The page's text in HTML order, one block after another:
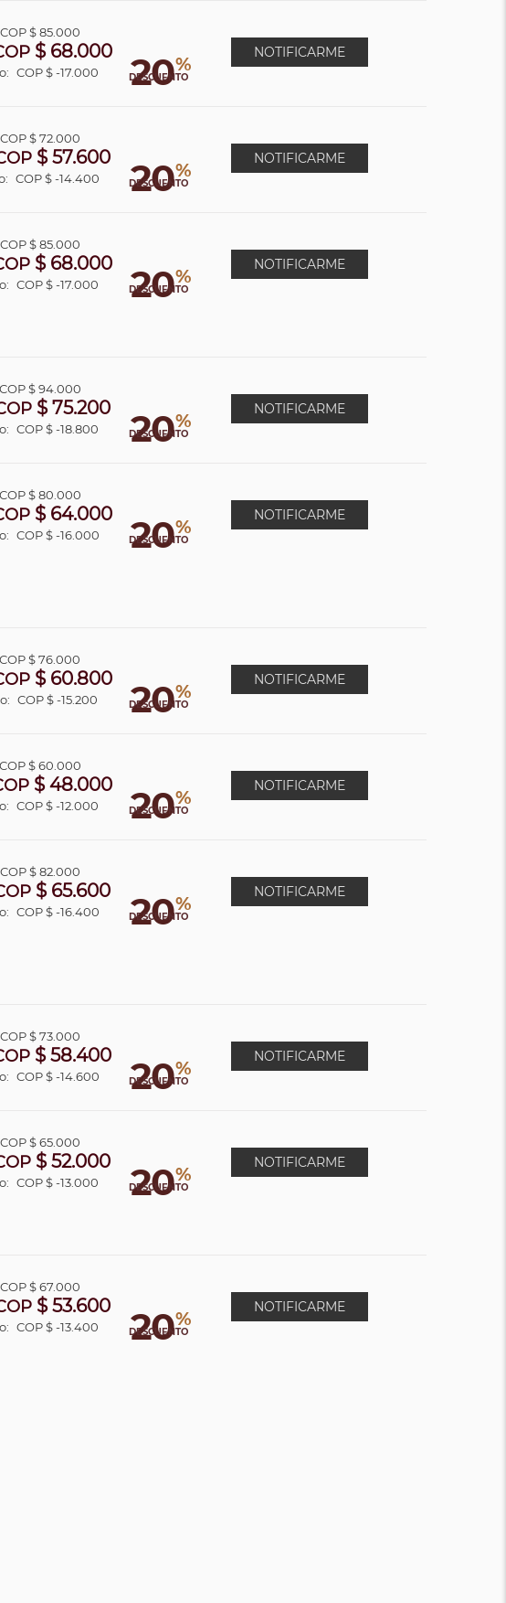
20%
DESCUENTO
COP$ 85.000
$ 68.000
COP $ -17.000
NOTIFICARME
20%
DESCUENTO
COP$ 72.000
$ 57.600
COP $ -14.400
NOTIFICARME
20%
DESCUENTO
COP$ 85.000
$ 68.000
COP $ -17.000
NOTIFICARME
20%
DESCUENTO
COP$ 94.000
$ 75.200
COP $ -18.800
NOTIFICARME
20%
DESCUENTO
COP$ 80.000
$ 64.000
COP $ -16.000
NOTIFICARME
20%
DESCUENTO
COP$ 76.000
$ 60.800
COP $ -15.200
NOTIFICARME
20%
DESCUENTO
COP$ 60.000
$ 48.000
COP $ -12.000
NOTIFICARME
20%
DESCUENTO
COP$ 82.000
$ 65.600
COP $ -16.400
NOTIFICARME
20%
DESCUENTO
COP$ 73.000
$ 58.400
COP $ -14.600
NOTIFICARME
20%
DESCUENTO
COP$ 65.000
$ 52.000
COP $ -13.000
NOTIFICARME
20%
DESCUENTO
COP$ 67.000
$ 53.600
COP $ -13.400
NOTIFICARME